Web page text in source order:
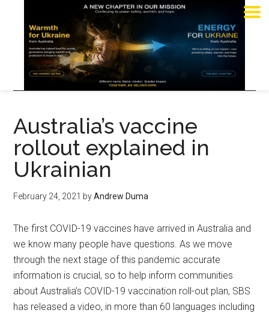
Australia’s vaccine
rollout explained in
Ukrainian
February 24, 2021 byAndrew Duma
The first COVID-19 vaccines have arrived in Australia and
we know many people have questions. As we move
through the next stage of this pandemic accurate
information is crucial, so to help inform communities
about Australia’s COVID-19 vaccination roll-out plan, SBS
has released a video, in more than 60 languages including